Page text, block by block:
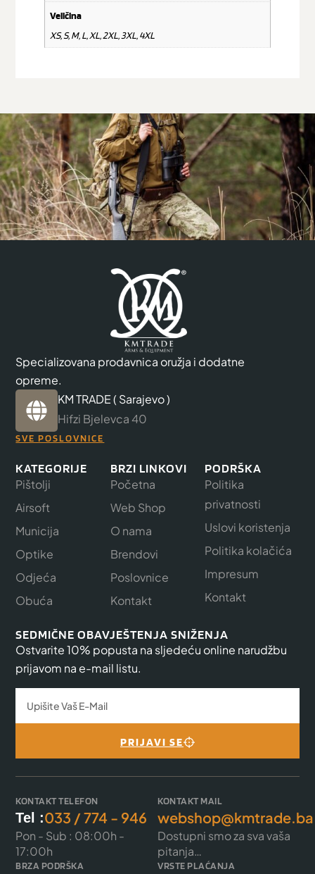
Veličina
XS, S, M, L, XL, 2XL, 3XL, 4XL
Specializovana prodavnica oružja i dodatne
opreme.
KM TRADE ( Sarajevo )
Hifzi Bjelevca 40
SVE POSLOVNICE
KATEGORIJE
Pištolji
Airsoft
Municija
Optike
Odjeća
Obuća
BRZI LINKOVI
Početna
Web Shop
O nama
Brendovi
Poslovnice
Kontakt
PODRŠKA
Politika
privatnosti
Uslovi koristenja
Politika kolačića
Impresum
Kontakt
SEDMIČNE OBAVJEŠTENJA SNIŽENJA
Ostvarite 10% popusta na sljedeću online narudžbu
prijavom na e-mail listu.
PRIJAVI SE
KONTAKT TELEFON
Tel :033 / 774 - 946
Pon - Sub : 08:00h -
17:00h
KONTAKT MAIL
webshop@kmtrade.ba
Dostupni smo za sva vaša
pitanja…
BRZA PODRŠKA VRSTE PLAĆANJA